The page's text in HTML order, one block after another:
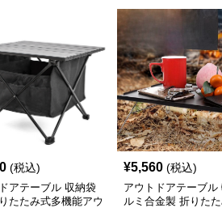
(税込)
アテーブル 収納袋
たたみ式多機能アウ
¥5,560 (税込)
アウトドアテーブル
ルミ合金製 折りたた